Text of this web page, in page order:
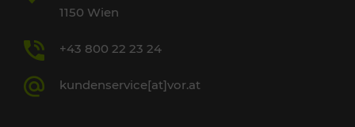
1150 Wien
+43 800 22 23 24
kundenservice[at]vor.at